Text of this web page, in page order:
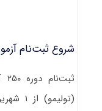
شروع ثبت‌نام آزمون‌ تولیمو